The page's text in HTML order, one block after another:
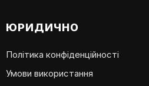
ЮРИДИЧНО
Політика конфіденційності
Умови використання